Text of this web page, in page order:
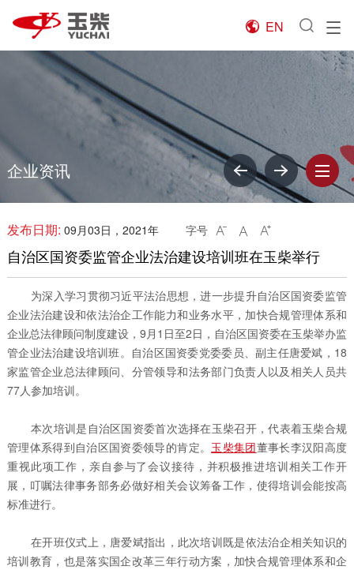

EN
企业资讯
发布日期: 09月03日，2021年 字号   
自治区国资委监管企业法治建设培训班在玉柴举行
为深入学习贯彻习近平法治思想，进一步提升自治区国资委监管
企业法治建设和依法治企工作能力和业务水平，加快合规管理体系和
企业总法律顾问制度建设，9月1日至2日，自治区国资委在玉柴举办监
管企业法治建设培训班。自治区国资委党委委员、副主任唐爱斌，18
家监管企业总法律顾问、分管领导和法务部门负责人以及相关人员共
77人参加培训。
本次培训是自治区国资委首次选择在玉柴召开，代表着玉柴合规
管理体系得到自治区国资委领导的肯定。 玉柴集团董事长李汉阳高度
重视此项工作，亲自参与了会议接待，并积极推进培训相关工作开
展，叮嘱法律事务部务必做好相关会议筹备工作，使得培训会能按高
标准进行。
在开班仪式上，唐爱斌指出，此次培训既是依法治企相关知识的
培训教育，也是落实国企改革三年行动方案，加快合规管理体系和企